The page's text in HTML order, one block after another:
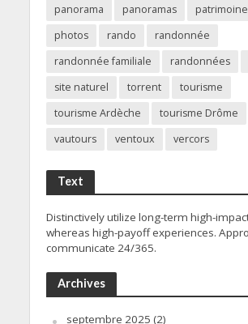
panorama
panoramas patrimoine
photos
rando
randonnée
randonnée familiale
randonnées
site naturel
torrent
tourisme
tourisme Ardèche
tourisme Drôme
vautours
ventoux vercors
Text
Distinctively utilize long-term high-
whereas high-payoff experiences.
communicate 24/365.
Archives
septembre 2025 (2)